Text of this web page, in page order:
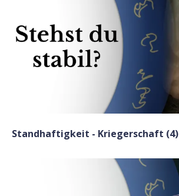
Standhaftigkeit - Kriegerschaft (4)